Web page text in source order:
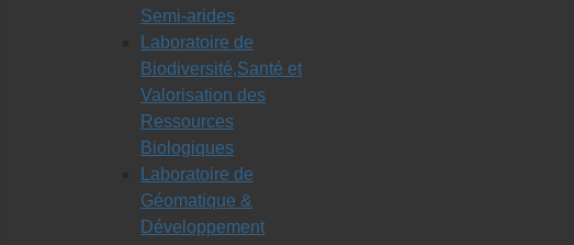
Semi-arides
Laboratoire de
Biodiversité,Santé et
Valorisation des
Ressources
Biologiques
Laboratoire de
Géomatique &
Développement